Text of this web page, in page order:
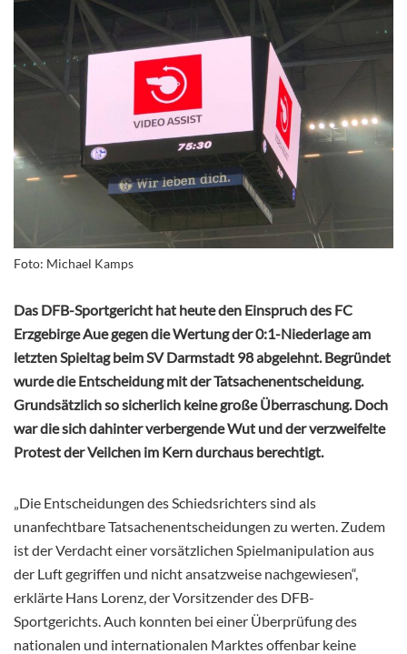
Foto: Michael Kamps
Das DFB-Sportgericht hat heute den Einspruch des FC
Erzgebirge Aue gegen die Wertung der 0:1-Niederlage am
letzten Spieltag beim SV Darmstadt 98 abgelehnt. Begründet
wurde die Entscheidung mit der Tatsachenentscheidung.
Grundsätzlich so sicherlich keine große Überraschung. Doch
war die sich dahinter verbergende Wut und der verzweifelte
Protest der Veilchen im Kern durchaus berechtigt.
„Die Entscheidungen des Schiedsrichters sind als
unanfechtbare Tatsachenentscheidungen zu werten. Zudem
ist der Verdacht einer vorsätzlichen Spielmanipulation aus
der Luft gegriffen und nicht ansatzweise nachgewiesen“,
erklärte Hans Lorenz, der Vorsitzender des DFB-
Sportgerichts. Auch konnten bei einer Überprüfung des
nationalen und internationalen Marktes offenbar keine